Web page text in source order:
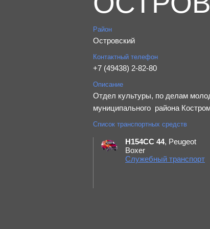
Район
Островский
Контактный телефон
+7 (49438) 2-82-80
Описание
Отдел культуры, по делам
муниципального района
Список транспортных средств
Н154СС 44, Peugeot
Boxer
Служебный транспорт